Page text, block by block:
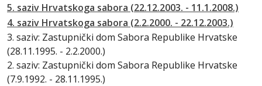
5. saziv Hrvatskoga sabora (22.12.2003. - 11.1.2008.)
4. saziv Hrvatskoga sabora (2.2.2000. - 22.12.2003.)
3. saziv: Zastupnički dom Sabora Republike Hrvatske
(28.11.1995. - 2.2.2000.)
2. saziv: Zastupnički dom Sabora Republike Hrvatske
(7.9.1992. - 28.11.1995.)